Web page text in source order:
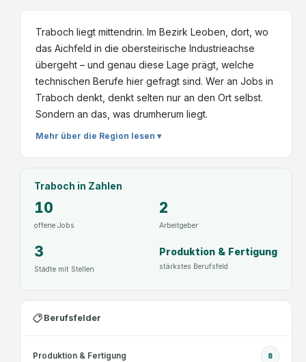
Traboch liegt mittendrin. Im Bezirk Leoben, dort, wo
das Aichfeld in die obersteirische Industrieachse
übergeht – und genau diese Lage prägt, welche
technischen Berufe hier gefragt sind. Wer an Jobs in
Traboch denkt, denkt selten nur an den Ort selbst.
Sondern an das, was drumherum liegt.
Mehr über die Region lesen ▾
Traboch in Zahlen
10
offene Jobs
2
Arbeitgeber
3
Städte mit Stellen
Produktion & Fertigung
stärkstes Berufsfeld
Berufsfelder
Produktion & Fertigung 8